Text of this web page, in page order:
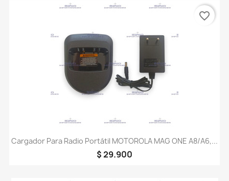
Cargador Para Radio Portátil MOTOROLA MAG ONE A8/A6,...
$ 29.900
favorite_border